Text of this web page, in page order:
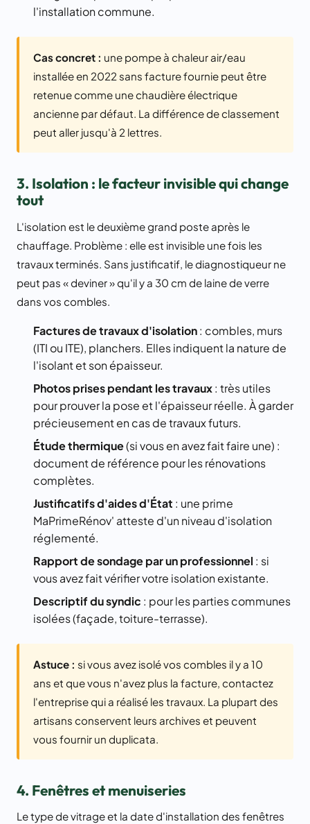
l'installation commune.
Cas concret : une pompe à chaleur air/eau
installée en 2022 sans facture fournie peut être
retenue comme une chaudière électrique
ancienne par défaut. La différence de classement
peut aller jusqu'à 2 lettres.
3. Isolation : le facteur invisible qui change
tout
L'isolation est le deuxième grand poste après le
chauffage. Problème : elle est invisible une fois les
travaux terminés. Sans justificatif, le diagnostiqueur ne
peut pas « deviner » qu'il y a 30 cm de laine de verre
dans vos combles.
Factures de travaux d'isolation: combles, murs
(ITI ou ITE), planchers. Elles indiquent la nature de
l'isolant et son épaisseur.
Photos prises pendant les travaux: très utiles
pour prouver la pose et l'épaisseur réelle. À garder
précieusement en cas de travaux futurs.
Étude thermique(si vous en avez fait faire une) :
document de référence pour les rénovations
complètes.
Justificatifs d'aides d'État : une prime
MaPrimeRénov' atteste d'un niveau d'isolation
réglementé.
Rapport de sondage par un professionnel : si
vous avez fait vérifier votre isolation existante.
Descriptif du syndic : pour les parties communes
isolées (façade, toiture-terrasse).
Astuce : si vous avez isolé vos combles il y a 10
ans et que vous n'avez plus la facture, contactez
l'entreprise qui a réalisé les travaux. La plupart des
artisans conservent leurs archives et peuvent
vous fournir un duplicata.
4. Fenêtres et menuiseries
Le type de vitrage et la date d'installation des fenêtres